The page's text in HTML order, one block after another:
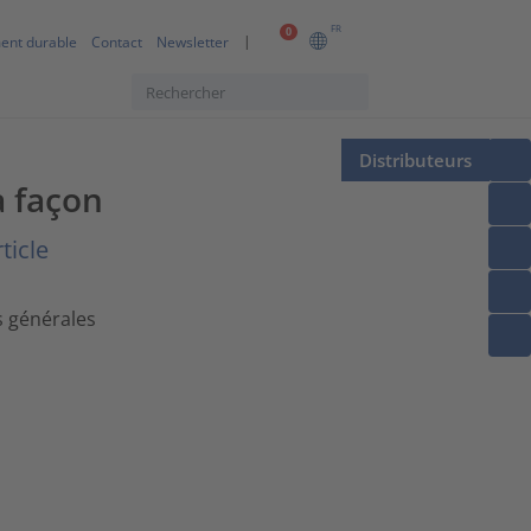
0 FR
durable Contact Newsletter
Distributeurs
façon
générales